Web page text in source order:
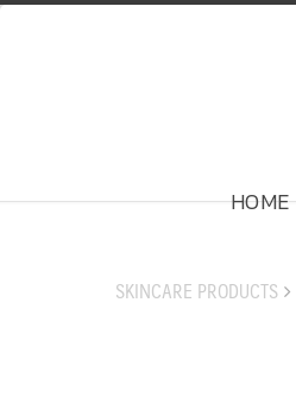
Skip
HOME
SKINCARE PRODUCTS